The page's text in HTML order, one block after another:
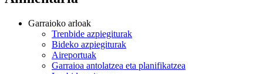
Garraioko arloak
Trenbide azpiegiturak
Bideko azpiegiturak
Aireportuak
Garraioa antolatzea eta planifikatzea